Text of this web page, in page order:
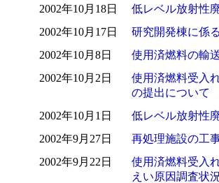
2002年10月18日
低レベル放射性
2002年10月17日
研究開発棟に係
2002年10月8日
使用済燃料の輸
2002年10月2日
使用済燃料受入
の提出について
2002年10月1日
低レベル放射性
2002年9月27日
再処理施設の工
2002年9月22日
使用済燃料受入
えい原因調査状